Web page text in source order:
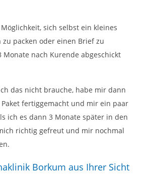
sich selbst ein kleines
packen oder einen Brief zu
nach Kurende abgeschickt
das nicht brauche, habe mir dann
fertiggemacht und mir ein paar
ich es dann 3 Monate später in den
richtig gefreut und mir nochmal
Borkum aus Ihrer Sicht